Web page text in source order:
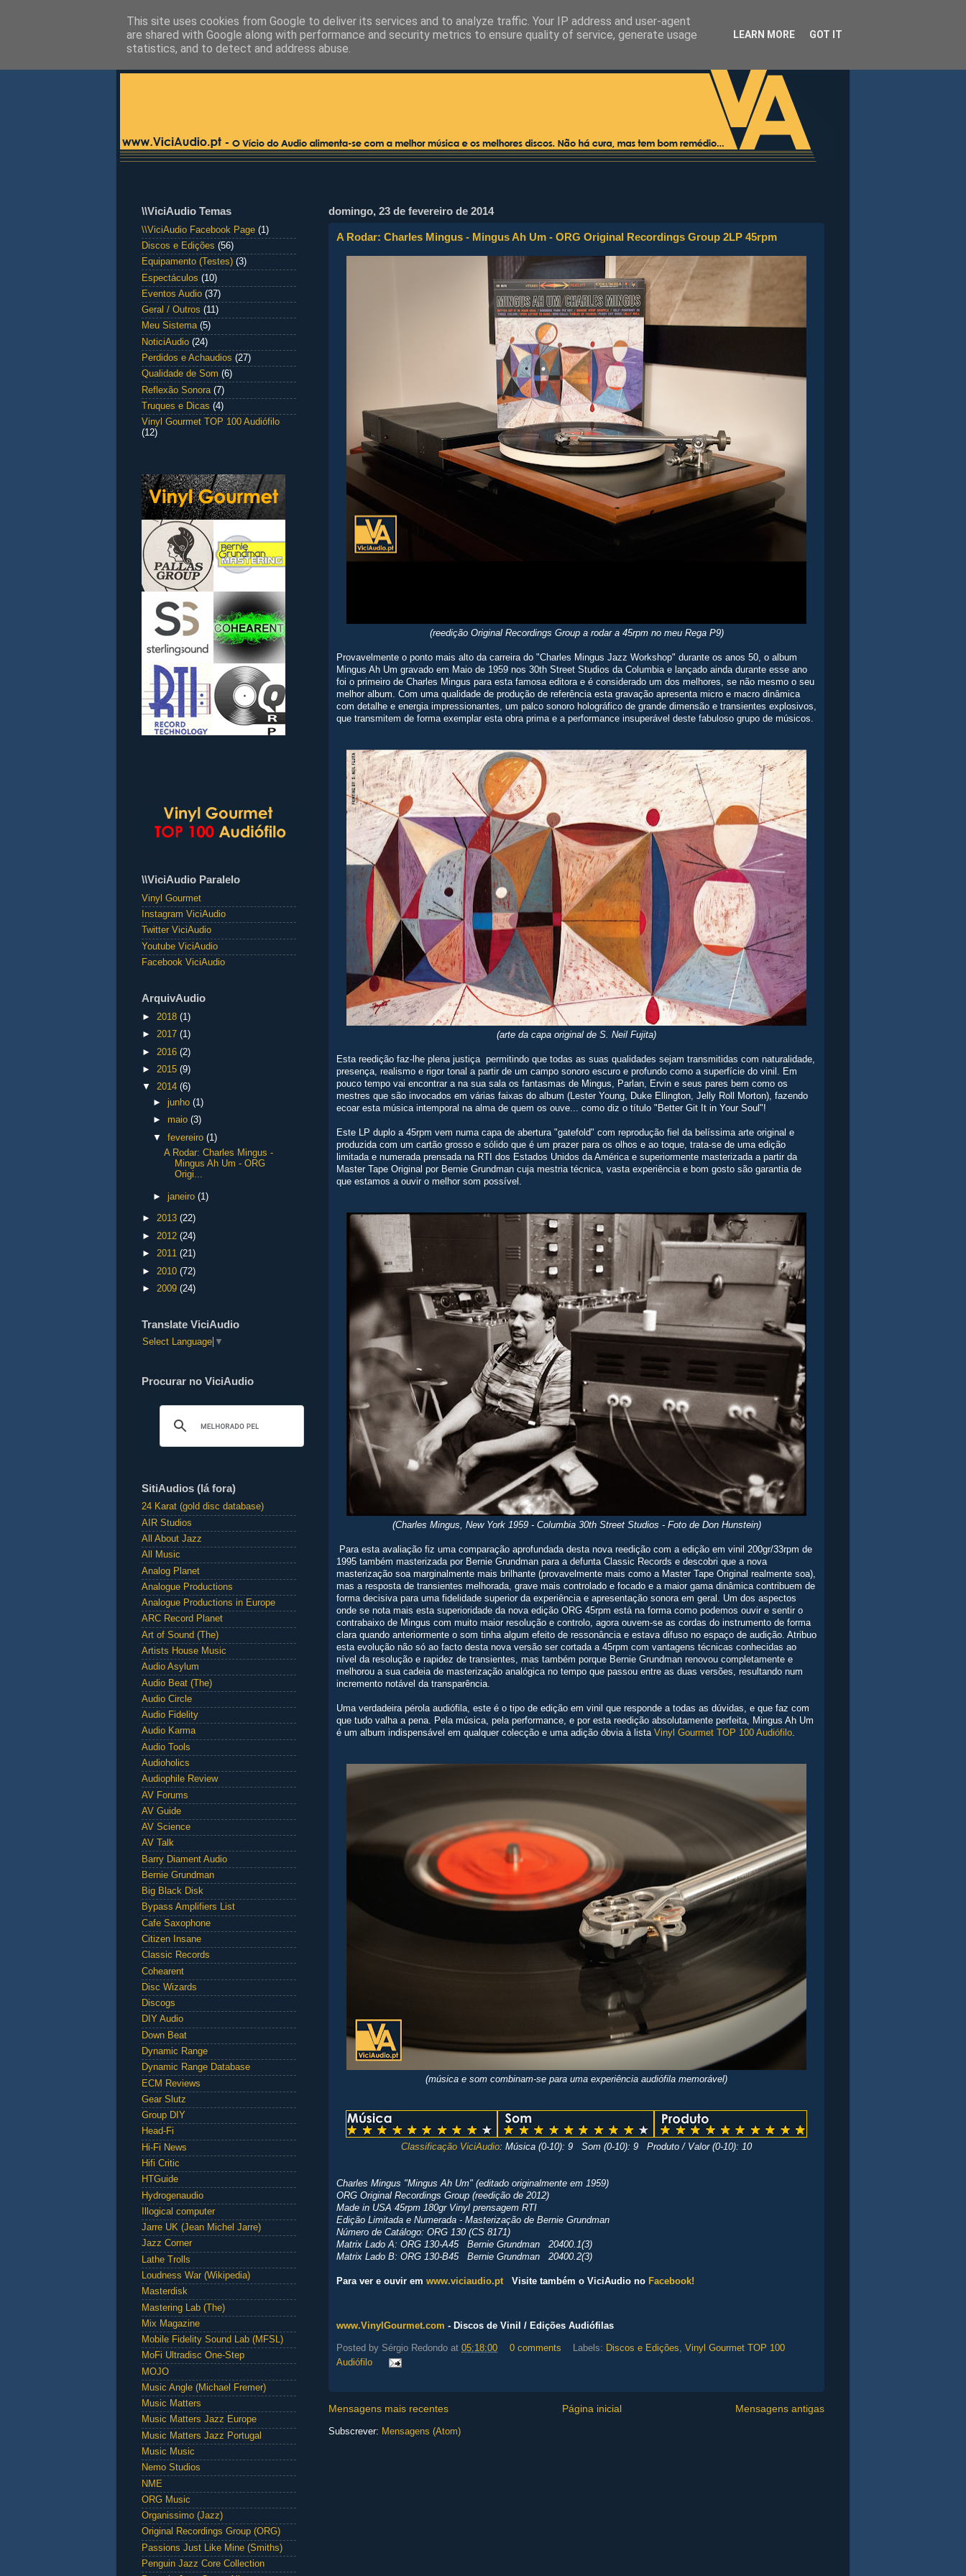
domingo, 23 de fevereiro de 2014
A Rodar: Charles Mingus - Mingus Ah Um - ORG Original Recordings Group 2LP 45rpm
(reedição Original Recordings Group a rodar a 45rpm no meu Rega P9)
Provavelmente o ponto mais alto da carreira do "Charles Mingus Jazz Workshop" durante os anos 50, o album
Mingus Ah Um gravado em Maio de 1959 nos 30th Street Studios da Columbia e lançado ainda durante esse ano
foi o primeiro de Charles Mingus para esta famosa editora e é considerado um dos melhores, se não mesmo o seu
melhor album. Com uma qualidade de produção de referência esta gravação apresenta micro e macro dinâmica
com detalhe e energia impressionantes, um palco sonoro holográfico de grande dimensão e transientes explosivos,
que transmitem de forma exemplar esta obra prima e a performance insuperável deste fabuloso grupo de músicos.
(arte da capa original de S. Neil Fujita)
Esta reedição faz-lhe plena justiça permitindo que todas as suas qualidades sejam transmitidas com naturalidade,
presença, realismo e rigor tonal a partir de um campo sonoro escuro e profundo como a superfície do vinil. Em
pouco tempo vai encontrar a na sua sala os fantasmas de Mingus, Parlan, Ervin e seus pares bem como os
mestres que são invocados em várias faixas do album (Lester Young, Duke Ellington, Jelly Roll Morton), fazendo
ecoar esta música intemporal na alma de quem os ouve... como diz o título "Better Git It in Your Soul"!
Este LP duplo a 45rpm vem numa capa de abertura "gatefold" com reprodução fiel da belíssima arte original e
produzida com um cartão grosso e sólido que é um prazer para os olhos e ao toque, trata-se de uma edição
limitada e numerada prensada na RTI dos Estados Unidos da América e superiormente masterizada a partir da
Master Tape Original por Bernie Grundman cuja mestria técnica, vasta experiência e bom gosto são garantia de
que estamos a ouvir o melhor som possível.
(Charles Mingus, New York 1959 - Columbia 30th Street Studios - Foto de Don Hunstein)
Para esta avaliação fiz uma comparação aprofundada desta nova reedição com a edição em vinil 200gr/33rpm de
1995 também masterizada por Bernie Grundman para a defunta Classic Records e descobri que a nova
masterização soa marginalmente mais brilhante (provavelmente mais como a Master Tape Original realmente soa),
mas a resposta de transientes melhorada, grave mais controlado e focado e a maior gama dinâmica contribuem de
forma decisiva para uma fidelidade superior da experiência e apresentação sonora em geral. Um dos aspectos
onde se nota mais esta superioridade da nova edição ORG 45rpm está na forma como podemos ouvir e sentir o
contrabaixo de Mingus com muito maior resolução e controlo, agora ouvem-se as cordas do instrumento de forma
clara quando anteriormente o som tinha algum efeito de ressonância e estava difuso no espaço de audição. Atribuo
esta evolução não só ao facto desta nova versão ser cortada a 45rpm com vantagens técnicas conhecidas ao
nível da resolução e rapidez de transientes, mas também porque Bernie Grundman renovou completamente e
melhorou a sua cadeia de masterização analógica no tempo que passou entre as duas versões, resultando num
incremento notável da transparência.
Uma verdadeira pérola audiófila, este é o tipo de edição em vinil que responde a todas as dúvidas, e que faz com
que tudo valha a pena. Pela música, pela performance, e por esta reedição absolutamente perfeita, Mingus Ah Um
é um album indispensável em qualquer colecção e uma adição óbvia à lista Vinyl Gourmet TOP 100 Audiófilo.
(música e som combinam-se para uma experiência audiófila memorável)
Classificação ViciAudio: Música (0-10): 9 Som (0-10): 9 Produto / Valor (0-10): 10
Charles Mingus "Mingus Ah Um" (editado originalmente em 1959)
ORG Original Recordings Group (reedição de 2012)
Made in USA 45rpm 180gr Vinyl prensagem RTI
Edição Limitada e Numerada - Masterização de Bernie Grundman
Número de Catálogo: ORG 130 (CS 8171)
Matrix Lado A: ORG 130-A45 Bernie Grundman 20400.1(3)
Matrix Lado B: ORG 130-B45 Bernie Grundman 20400.2(3)
Para ver e ouvir em www.viciaudio.ptVisite também o ViciAudio no Facebook!
www.VinylGourmet.com - Discos de Vinil / Edições Audiófilas
Posted by Sérgio Redondo at 05:18:00 0 comments Labels: Discos e Edições,Vinyl Gourmet TOP 100
Audiófilo
Mensagens mais recentes Mensagens antigas
Página inicial
Subscrever: Mensagens (Atom)
\\ViciAudio Temas
\\ViciAudio Facebook Page (1)
Discos e Edições (56)
Equipamento (Testes) (3)
Espectáculos (10)
Eventos Audio (37)
Geral / Outros (11)
Meu Sistema (5)
NoticiAudio (24)
Perdidos e Achaudios (27)
Qualidade de Som (6)
Reflexão Sonora (7)
Truques e Dicas (4)
Vinyl Gourmet TOP 100 Audiófilo
(12)
\\ViciAudio Paralelo
Vinyl Gourmet
Instagram ViciAudio
Twitter ViciAudio
Youtube ViciAudio
Facebook ViciAudio
ArquivAudio
► 2018 (1)
► 2017 (1)
► 2016 (2)
► 2015 (9)
▼ 2014 (6)
►junho(1)
► maio(3)
▼fevereiro(1)
A Rodar: Charles Mingus -
Mingus Ah Um - ORG
Origi...
►janeiro(1)
► 2013 (22)
► 2012 (24)
► 2011 (21)
► 2010 (72)
► 2009 (24)
Translate ViciAudio
Select Language ▼
Procurar no ViciAudio
SitiAudios (lá fora)
24 Karat (gold disc database)
AIR Studios
All About Jazz
All Music
Analog Planet
Analogue Productions
Analogue Productions in Europe
ARC Record Planet
Art of Sound (The)
Artists House Music
Audio Asylum
Audio Beat (The)
Audio Circle
Audio Fidelity
Audio Karma
Audio Tools
Audioholics
Audiophile Review
AV Forums
AV Guide
AV Science
AV Talk
Barry Diament Audio
Bernie Grundman
Big Black Disk
Bypass Amplifiers List
Cafe Saxophone
Citizen Insane
Classic Records
Cohearent
Disc Wizards
Discogs
DIY Audio
Down Beat
Dynamic Range
Dynamic Range Database
ECM Reviews
Gear Slutz
Group DIY
Head-Fi
Hi-Fi News
Hifi Critic
HTGuide
Hydrogenaudio
Illogical computer
Jarre UK (Jean Michel Jarre)
Jazz Corner
Lathe Trolls
Loudness War (Wikipedia)
Masterdisk
Mastering Lab (The)
Mix Magazine
Mobile Fidelity Sound Lab (MFSL)
MoFi Ultradisc One-Step
MOJO
Music Angle (Michael Fremer)
Music Matters
Music Matters Jazz Europe
Music Matters Jazz Portugal
Music Music
Nemo Studios
NME
ORG Music
Organissimo (Jazz)
Original Recordings Group (ORG)
Passions Just Like Mine (Smiths)
Penguin Jazz Core Collection
This site uses cookies from Google to deliver its services and to analyze traffic. Your IP address and user-agent
are shared with Google along with performance and security metrics to ensure quality of service, generate usage
statistics, and to detect and address abuse.
LEARN MORE GOT IT